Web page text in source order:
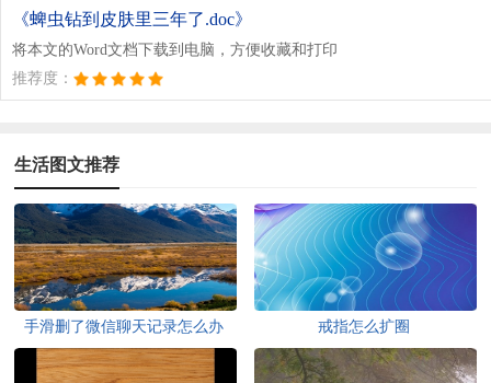
《蜱虫钻到皮肤里三年了.doc》
将本文的Word文档下载到电脑，方便收藏和打印
推荐度：
生活图文推荐
手滑删了微信聊天记录怎么办 戒指怎么扩圈